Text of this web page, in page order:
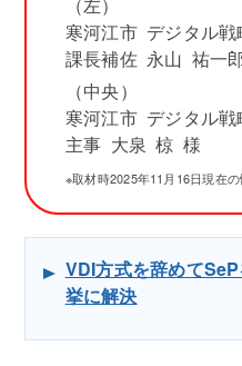
寒河江市 デジタル戦
課長補佐 永山 祐一
（中央）
寒河江市 デジタル
主事 大泉 椋 様
※取材時2025年11月16日現在の
VDI方式を辞めて
挙に解決